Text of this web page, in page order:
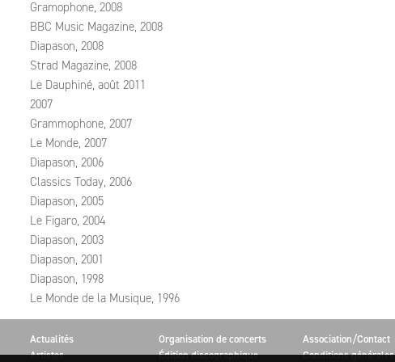
Gramophone, 2008
BBC Music Magazine, 2008
Diapason, 2008
Strad Magazine, 2008
Le Dauphiné, août 2011
2007
Grammophone, 2007
Le Monde, 2007
Diapason, 2006
Classics Today, 2006
Diapason, 2005
Le Figaro, 2004
Diapason, 2003
Diapason, 2001
Diapason, 1998
Le Monde de la Musique, 1996
Actualités
Artistes
Organisation de concerts
Édition discographique
Association/Contact
Conditions générales